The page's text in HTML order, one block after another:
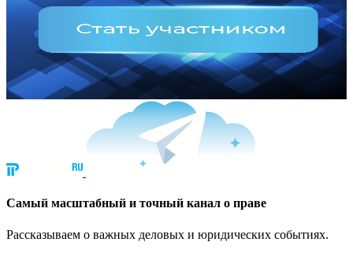
Cамый масштабный и точный канал о праве
Рассказываем о важных деловых и юридических событиях.